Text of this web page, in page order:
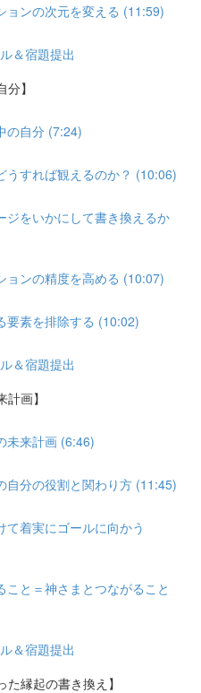
ンの次元を変える (11:59)
＆宿題提出
】
の自分 (7:24)
すれば観えるのか？ (10:06)
をいかにして書き換えるか
ンの精度を高める (10:07)
素を排除する (10:02)
＆宿題提出
画】
未来計画 (6:46)
分の役割と関わり方 (11:45)
着実にゴールに向かう
と＝神さまとつながること
＆宿題提出
縁起の書き換え】